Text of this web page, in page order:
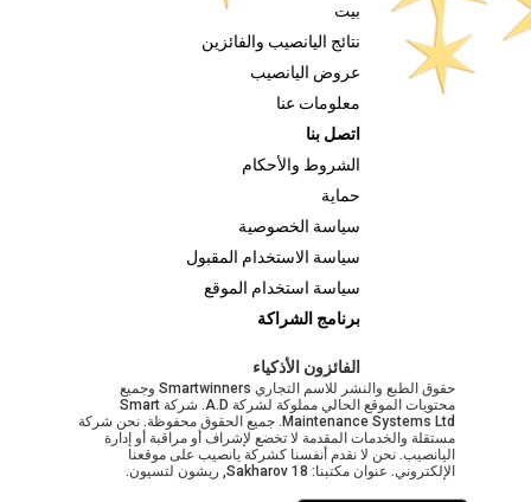
بيت
نتائج اليانصيب والفائزين
عروض اليانصيب
معلومات عنا
اتصل بنا
الشروط والأحكام
حماية
سياسة الخصوصية
سياسة الاستخدام المقبول
سياسة استخدام الموقع
برنامج الشراكة
الفائزون الأذكياء
حقوق الطبع والنشر للاسم التجاري Smartwinners وجميع
محتويات الموقع الحالي مملوكة لشركة A.D. شركة Smart
Maintenance Systems Ltd. جميع الحقوق محفوظة. نحن شركة
مستقلة والخدمات المقدمة لا تخضع لإشراف أو مراقبة أو إدارة
اليانصيب. نحن لا نقدم أنفسنا كشركة يانصيب على موقعنا
الإلكتروني. عنوان مكتبنا: Sakharov 18, ريشون لتسيون.